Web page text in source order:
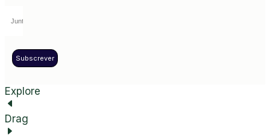
Subscrever
Explore
Drag